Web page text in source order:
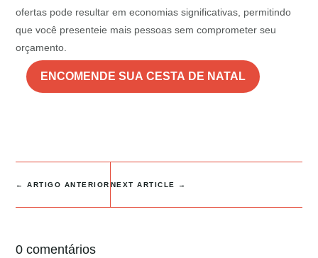
ofertas pode resultar em economias significativas, permitindo
que você presenteie mais pessoas sem comprometer seu
orçamento.
ENCOMENDE SUA CESTA DE NATAL
←ARTIGO ANTERIOR NEXT ARTICLE →
0 comentários